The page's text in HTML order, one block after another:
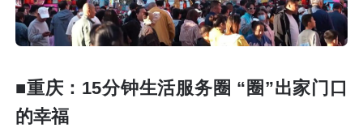
■重庆：15分钟生活服务圈 “圈”出家门口
的幸福